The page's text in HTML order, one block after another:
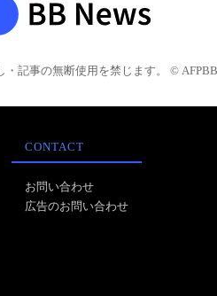
記事の無断使用を禁じます。 © AFPBB
CONTACT
お問い合わせ
広告のお問い合わせ